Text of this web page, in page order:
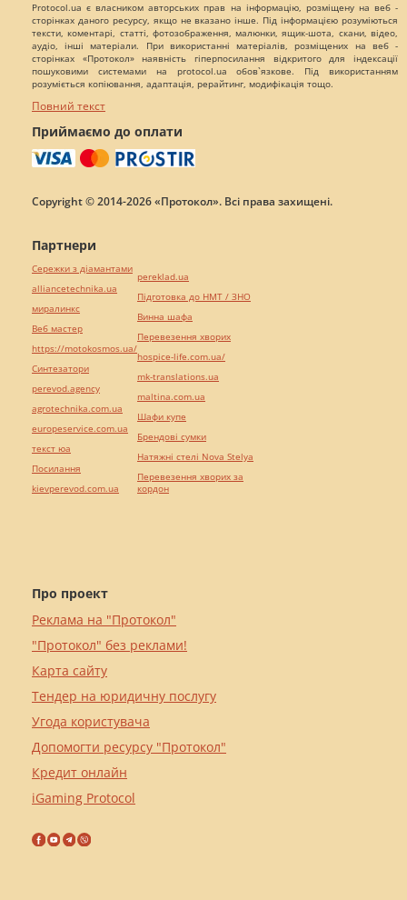
Protocol.ua є власником авторських прав на інформацію, розміщену на веб -
сторінках даного ресурсу, якщо не вказано інше. Під інформацією розуміються
тексти, коментарі, статті, фотозображення, малюнки, ящик-шота, скани, відео,
аудіо, інші матеріали. При використанні матеріалів, розміщених на веб -
сторінках «Протокол» наявність гіперпосилання відкритого для індексації
пошуковими системами на protocol.ua обов`язкове. Під використанням
розуміється копіювання, адаптація, рерайтинг, модифікація тощо.
Повний текст
Приймаємо до оплати
Copyright © 2014-2026 «Протокол». Всі права захищені.
Про проект
Реклама на "Протокол"
"Протокол" без реклами!
Карта сайту
Тендер на юридичну послугу
Угода користувача
Допомогти ресурсу "Протокол"
Кредит онлайн
iGaming Protocol
Партнери
Сережки з діамантами
alliancetechnika.ua
миралинкс
Веб мастер
https://motokosmos.ua/
Синтезатори
perevod.agency
agrotechnika.com.ua
europeservice.com.ua
текст юа
Посилання
kievperevod.com.ua
pereklad.ua
Підготовка до НМТ / ЗНО
Винна шафа
Перевезення хворих
hospice-life.com.ua/
mk-translations.ua
maltina.com.ua
Шафи купе
Брендові сумки
Натяжні стелі Nova Stelya
Перевезення хворих за
кордон